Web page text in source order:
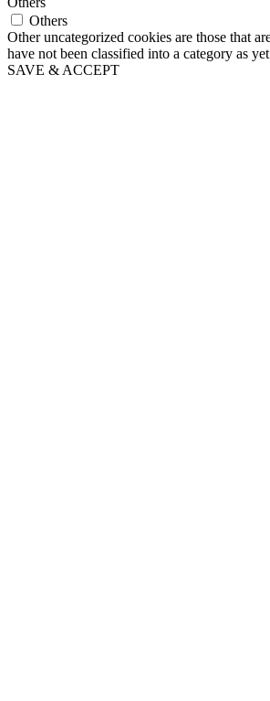
Others
Other uncategorized cookies are those that
have not been classified into a category as
SAVE & ACCEPT